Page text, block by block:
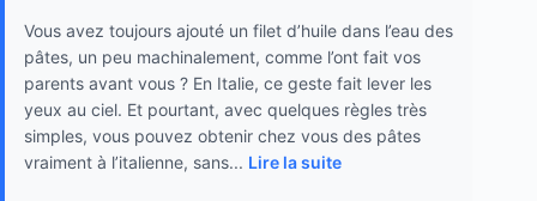
Vous avez toujours ajouté un filet d’huile dans l’eau des
pâtes, un peu machinalement, comme l’ont fait vos
parents avant vous ? En Italie, ce geste fait lever les
yeux au ciel. Et pourtant, avec quelques règles très
simples, vous pouvez obtenir chez vous des pâtes
vraiment à l’italienne, sans... Lire la suite